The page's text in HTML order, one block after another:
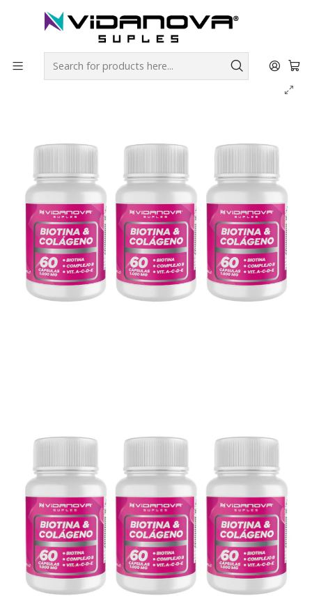
Combos
Biotina + Colágeno PACK X3- Vidanova® Suples